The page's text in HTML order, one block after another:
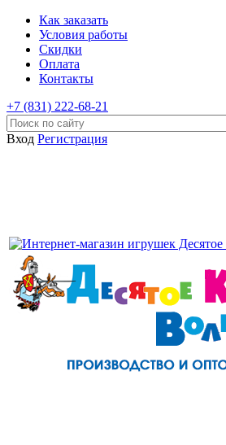
Как заказать
Условия работы
Скидки
Оплата
Контакты
+7 (831) 222-68-21
Вход Регистрация